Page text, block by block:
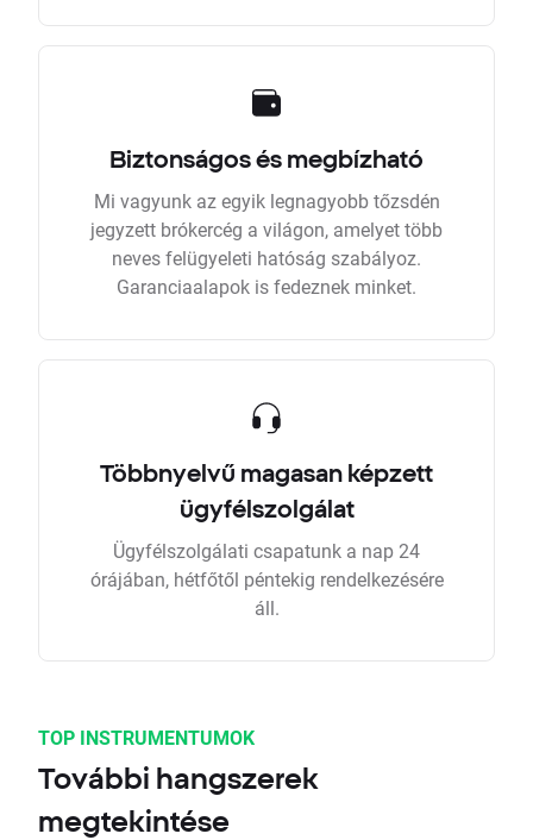
Biztonságos és megbízható
Mi vagyunk az egyik legnagyobb tőzsdén
jegyzett brókercég a világon, amelyet több
neves felügyeleti hatóság szabályoz.
Garanciaalapok is fedeznek minket.
Többnyelvű magasan képzett
ügyfélszolgálat
Ügyfélszolgálati csapatunk a nap 24
órájában, hétfőtől péntekig rendelkezésére
áll.
TOP INSTRUMENTUMOK
További hangszerek
megtekintése